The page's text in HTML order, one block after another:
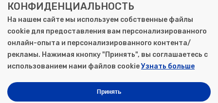
Саратов, ул. Осипова, 10А
+7 (8452) 72-65-65
gemera@moya-kniga.ru
Моя книга | Сеть книжных магазинов в Саратове
КОНФИДЕНЦИАЛЬНОСТЬ
На нашем сайте мы используем собственные файлы
cookie для предоставления вам персонализированного
онлайн-опыта и персонализированного контента/
рекламы. Нажимая кнопку "Принять", вы соглашаетесь с
использованием нами файлов cookieУзнать больше
Принять